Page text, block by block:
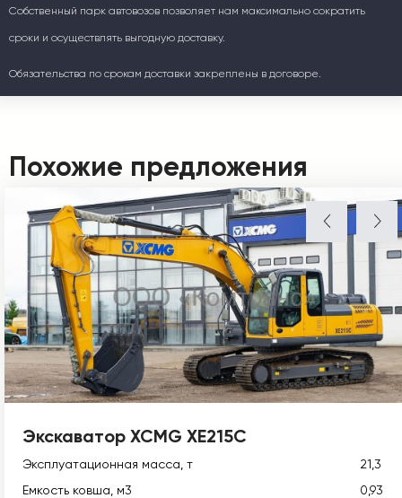
Собственный парк автовозов позволяет нам максимально сократить
сроки и осуществлять выгодную доставку.
Обязательства по срокам доставки закреплены в договоре.
Похожие предложения
Экскаватор XCMG XE215C
Эксплуатационная масса, т
21,3
Емкость ковша, м3
0,93